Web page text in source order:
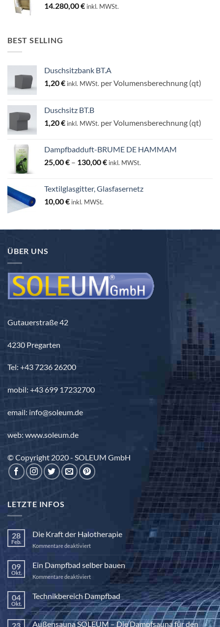
14.280,00€ inkl. MWSt.
BEST SELLING
Duschsitzbank BT.A
1,20€ inkl. MWSt. per Volumensberechnung (qt)
Duschsitz BT.B
1,20€ inkl. MWSt. per Volumensberechnung (qt)
Dampfbadduft-BRUME DE HAMMAM
25,00€ – 130,00€Preisspanne:
130,00 €
inkl. MWSt.
Textilglasgitter, Glasfasernetz
10,00€ inkl. MWSt.
ÜBER UNS
Gutauerstraße 42
4230 Pregarten
Tel: +43 7236 26200
mobil: +43 699 17232700
email: info@soleum.de
web: www.soleum.de
© Copyright 2020 - SOLEUM GmbH
LETZTE INFOS
28
Feb.
Die Kraft der Halotherapie
Kommentare deaktiviertfür
Kraft
Halotherapie
09
Okt.
Ein Dampfbad selber bauen
Kommentare deaktiviertfür
Dampfbad
selber
bauen
04
Okt.
Technikbereich Dampfbad
Keine
Kommentare
zu
Technikbereich
Außensauna SOLEUM – Die Dampfsauna für den